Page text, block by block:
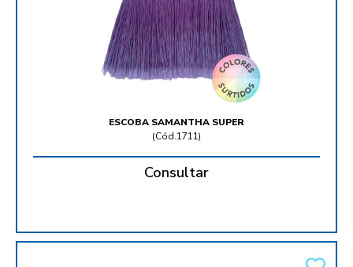
ESCOBA SAMANTHA SUPER
(Cód.1711)
Consultar